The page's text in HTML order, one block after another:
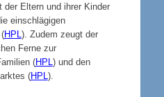
der Eltern und ihrer Kinder
einschlägigen
HPL ). Zudem zeugt der
Ferne zur
(HPL ) und den
(HPL ).